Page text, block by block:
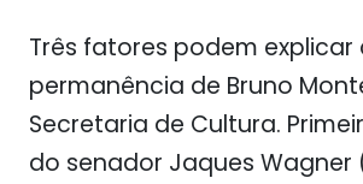
Três fatores podem explicar
permanência de Bruno
Secretaria de Cultura.
do senador Jaques Wagner